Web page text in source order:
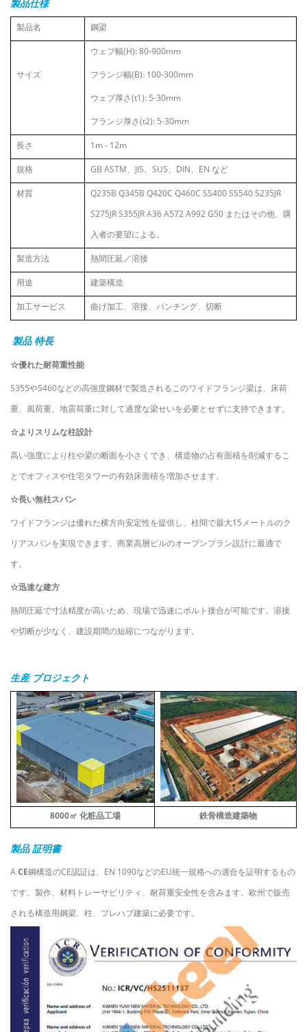
製品仕様
製品名 鋼梁
サイズ
ウェブ幅(H): 80-900mm
フランジ幅(B): 100-300mm
ウェブ厚さ(t1): 5-30mm
フランジ厚さ(t2): 5-30mm
長さ 1m - 12m
規格 GB ASTM、JIS、SUS、DIN、EN など
材質
Q235B Q345B Q420C Q460C SS400 SS540 S235JR
S275JR S355JR A36 A572 A992 G50 またはその他、購
入者の要望による。
製造方法 熱間圧延／溶接
用途 建築構造
加工サービス 曲げ加工、溶接、パンチング、切断
製品特長
☆優れた耐荷重性能
S355やS460などの高強度鋼材で製造されるこのワイドフランジ梁は、床荷
重、風荷重、地震荷重に対して過度な梁せいを必要とせずに支持できます。
☆よりスリムな柱設計
高い強度により柱や梁の断面を小さくでき、構造物の占有面積を削減するこ
とでオフィスや住宅タワーの有効床面積を増加させます。
☆長い無柱スパン
ワイドフランジは優れた横方向安定性を提供し、柱間で最大15メートルのク
リアスパンを実現できます。商業高層ビルのオープンプラン設計に最適で
す。
☆迅速な建方
熱間圧延で寸法精度が高いため、現場で迅速にボルト接合が可能です。溶接
や切断が少なく、建設期間の短縮につながります。
生産 プロジェクト
8000㎡ 化粧品工場 鉄骨構造建築物
製品証明書
ACE鋼構造のCE認証は、EN 1090などのEU統一規格への適合を証明するもの
です。製作、材料トレーサビリティ、耐荷重安全性を含みます。欧州で販売
される構造用鋼梁、柱、プレハブ建築に必要です。